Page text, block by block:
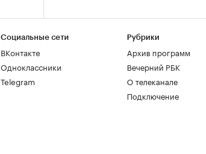
Социальные сети
ВКонтакте
Одноклассники
Telegram
Рубрики
Архив программ
Вечерний РБК
О телеканале
Подключение